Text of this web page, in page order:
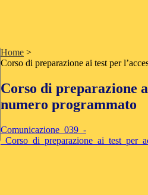
Home >
Corso di preparazione ai test per
Corso di preparazione
numero programmato
Comunicazione_039_-